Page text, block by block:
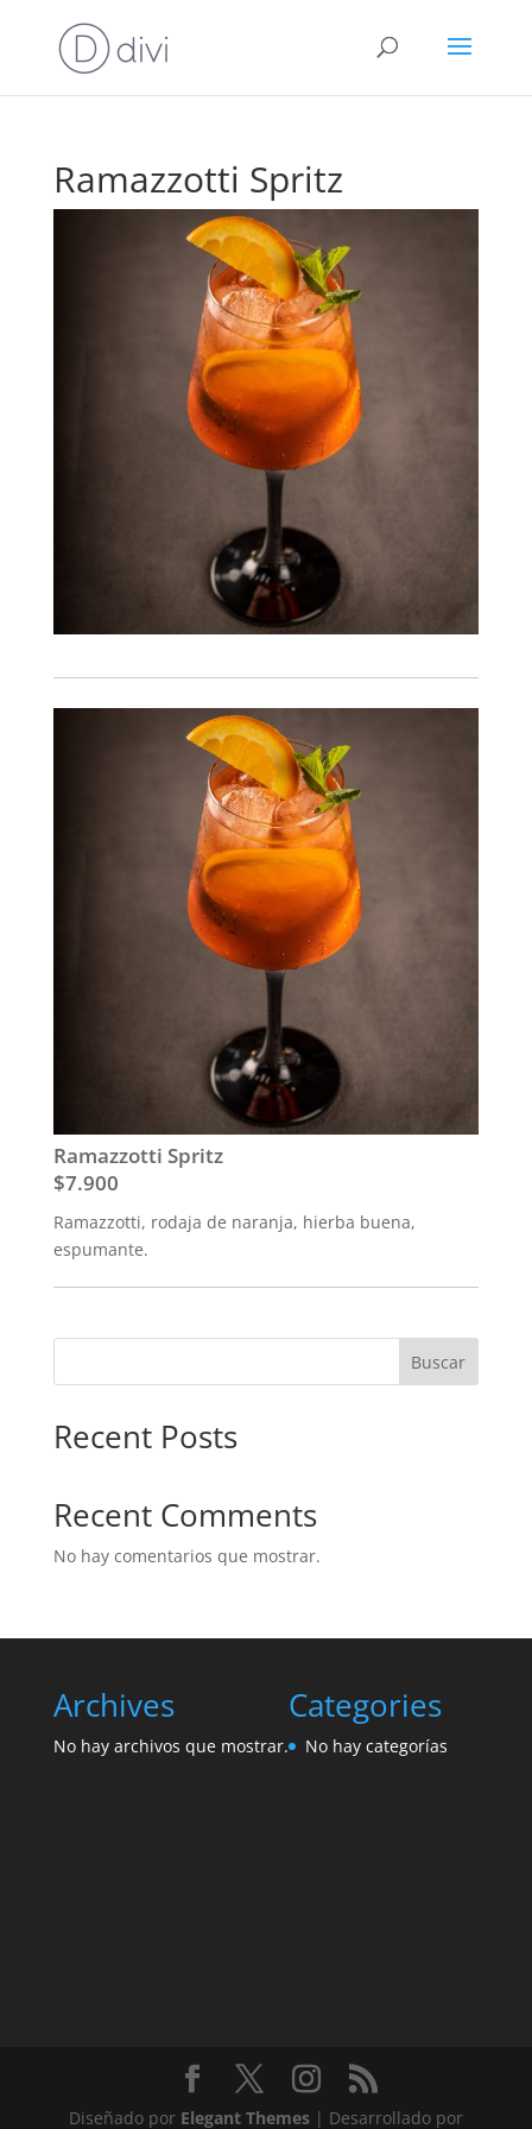
Ramazzotti Spritz
Ramazzotti Spritz
$7.900
Ramazzotti, rodaja de naranja, hierba buena,
espumante.
Buscar
Recent Posts
Recent Comments
No hay comentarios que mostrar.
Archives
No hay archivos que mostrar.
Categories
No hay categorías
Diseñado por Elegant Themes| Desarrollado por